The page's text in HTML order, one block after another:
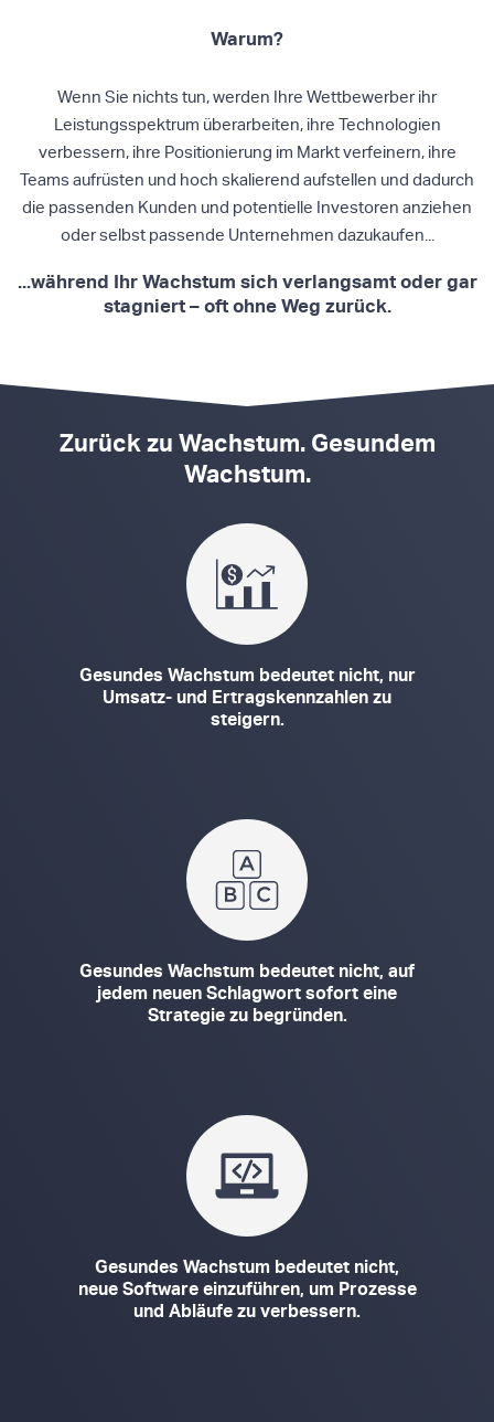
Warum?
Wenn Sie nichts tun, werden Ihre Wettbewerber ihr
Leistungsspektrum überarbeiten, ihre Technologien
verbessern, ihre Positionierung im Markt verfeinern, ihre
Teams aufrüsten und hoch skalierend aufstellen und dadurch
die passenden Kunden und potentielle Investoren anziehen
oder selbst passende Unternehmen dazukaufen...
...während Ihr Wachstum sich verlangsamt oder gar
stagniert – oft ohne Weg zurück.
Zurück zu Wachstum. Gesundem
Wachstum.
Gesundes Wachstum bedeutet nicht, nur
Umsatz- und Ertragskennzahlen zu
steigern.
Gesundes Wachstum bedeutet nicht, auf
jedem neuen Schlagwort sofort eine
Strategie zu begründen.
Gesundes Wachstum bedeutet nicht,
neue Software einzuführen, um Prozesse
und Abläufe zu verbessern.